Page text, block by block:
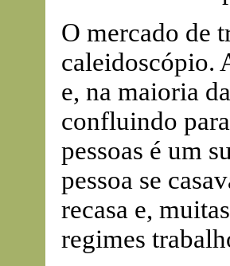
O mercado de
caleidoscópio.
e, na maioria
confluindo
pessoas é um
pessoa se
recasa e,
regimes